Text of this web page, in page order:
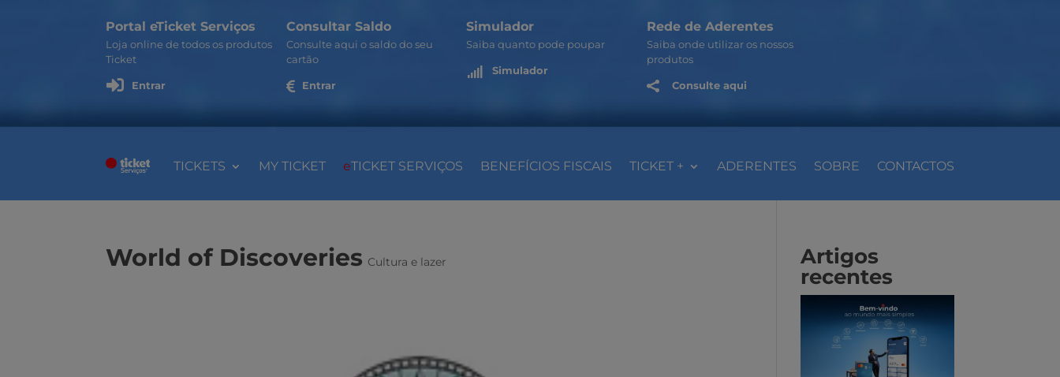
Portal eTicket Serviços
Loja online de todos os produtos
Ticket
 Entrar
Consultar Saldo
Consulte aqui o saldo do seu
cartão
 Entrar
Simulador
Saiba quanto pode poupar
 Simulador
Rede de Aderentes
Saiba onde utilizar os nossos
produtos
 Consulte aqui
TICKETS MY TICKET eTICKET SERVIÇOS BENEFÍCIOS FISCAIS TICKET + ADERENTES SOBRE CONTACTOS
World of Discoveries Cultura e lazer
Artigos
recentes